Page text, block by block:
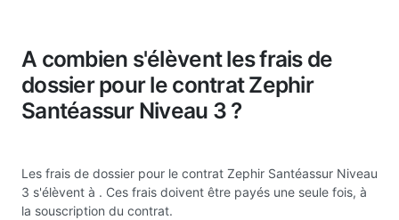
A combien s'élèvent les frais de
dossier pour le contrat Zephir
Santéassur Niveau 3 ?
Les frais de dossier pour le contrat Zephir Santéassur Niveau
3 s'élèvent à . Ces frais doivent être payés une seule fois, à
la souscription du contrat.